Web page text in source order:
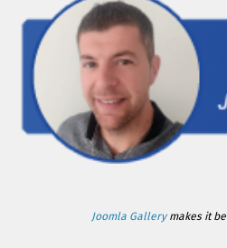
Joomla Gallerymakes it